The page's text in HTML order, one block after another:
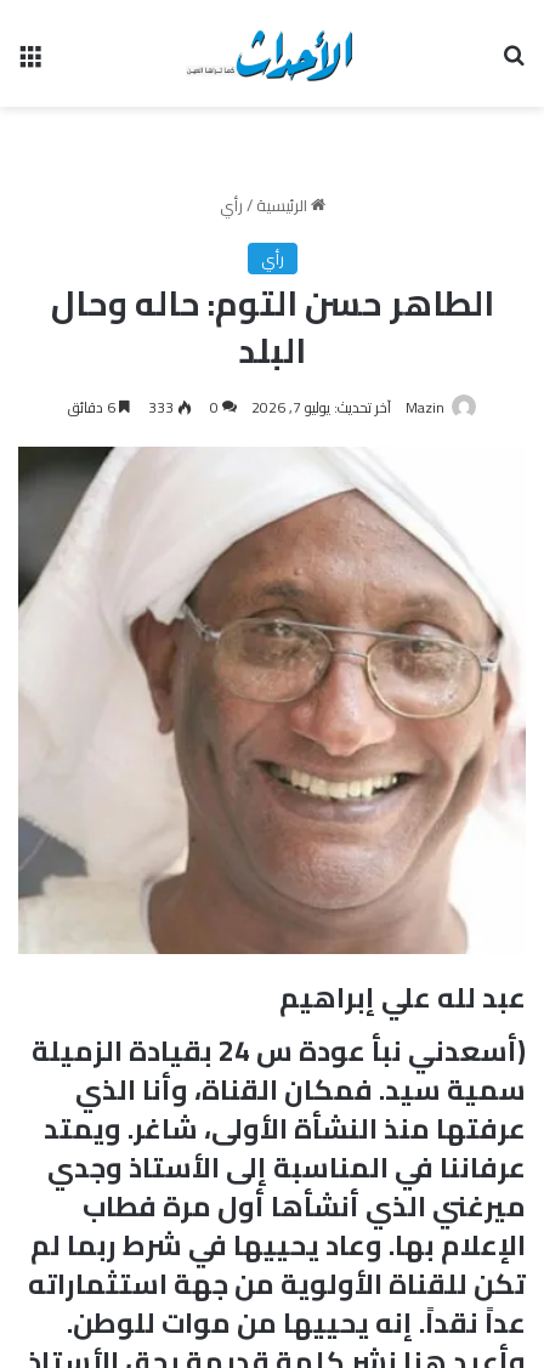
الرئيسية/رأي
رأي
الطاهر حسن التوم: حاله وحال
البلد
Mazin آخر تحديث: يوليو 7, 2026 0
333
عبد لله علي إبراهيم
(أسعدني نبأ عودة س 24 بقيادة الزميلة
سمية سيد. فمكان القناة، وأنا الذي
عرفتها منذ النشأة الأولى، شاغر. ويمتد
عرفاننا في المناسبة إلى الأستاذ وجدي
ميرغني الذي أنشأها أول مرة فطاب
الإعلام بها. وعاد يحييها في شرط ربما لم
تكن للقناة الأولوية من جهة استثماراته
عداً نقداً. إنه يحييها من موات للوطن.